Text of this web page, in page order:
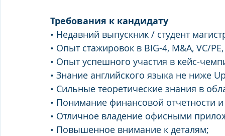
Требования к кандидату
• Недавний выпускник / студент
• Опыт стажировок в BIG-4, M&A, VC/
• Опыт успешного участия в кейс-
• Знание английского языка не ниже
• Сильные теоретические знания в
• Понимание финансовой
• Отличное владение офисными
• Повышенное внимание к деталям;